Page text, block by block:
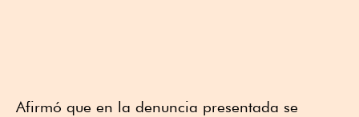
Afirmó que en la denuncia presentada se